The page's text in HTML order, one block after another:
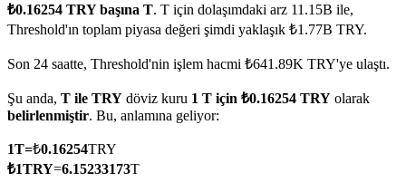
Kripto Para Vadeli İşlemleri
Hisse senetleri, döviz, değerli metaller ve emtia türevleri
₺0.16254 TRY başına T. T için dolaşımdaki arz 11.15B ile,
Threshold'ın toplam piyasa değeri şimdi yaklaşık ₺1.77B TRY.
Son 24 saatte, Threshold'nin işlem hacmi ₺641.89K TRY'ye ulaştı.
Şu anda, T ile TRY döviz kuru 1 T için ₺0.16254 TRY olarak
belirlenmiştir. Bu, anlamına geliyor:
1T=₺0.16254TRY
₺1TRY=6.15233173T